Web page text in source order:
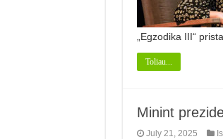
„Egzodika III“
Toliau...
Minint
July 21, 2025